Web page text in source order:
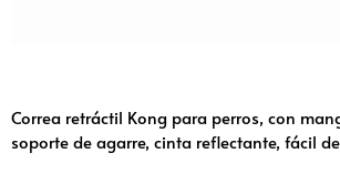
Correa retráctil Kong para perros, con
soporte de agarre, cinta reflectante, fácil